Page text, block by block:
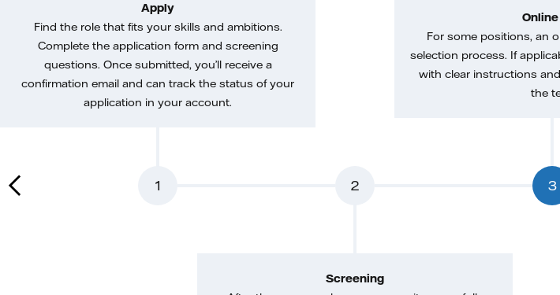
1
Apply
Find the role that fits your skills and ambitions.
Complete the application form and screening
questions. Once submitted, you’ll receive a
confirmation email and can track the status of your
application in your account.
2
Screening
3
For some positions, an
selection process. If
with clear instructions
the